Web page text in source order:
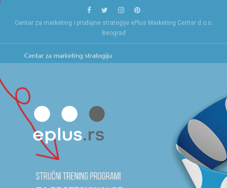
Skip
Centar za marketing i prodajne strategije ePlus Marketing Centar d.o.o.
Beograd